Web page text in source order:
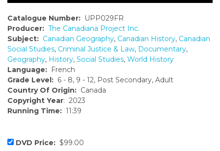
Catalogue Number: UPP029FR
Producer: The Canadiana Project Inc.
Subject: Canadian Geography, Canadian History, Canadian
Social Studies, Criminal Justice & Law, Documentary,
Geography, History, Social Studies, World History
Language: French
Grade Level: 6 - 8, 9 - 12, Post Secondary, Adult
Country Of Origin: Canada
Copyright Year: 2023
Running Time: 11:39
DVD Price: $99.00